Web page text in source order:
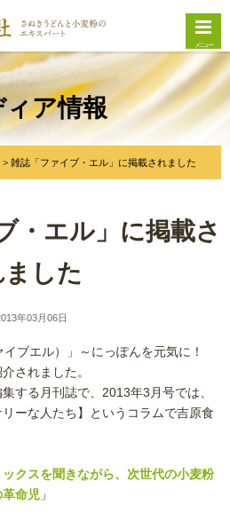
メニュー
ア情報
雑誌「ファイブ・エル」に掲載されました
・エル」に掲載さ
した
年03月06日
ブエル）」～にっぽんを元気に！
されました。
する月刊誌で、2013年3月号では、
ーな人たち】というコラムで吉原食
ックスを聞きながら、次世代の小麦粉
命児 」